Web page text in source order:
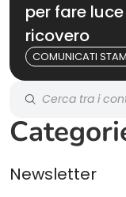
per fare
ricovero
COMUNICATI
Newsletter